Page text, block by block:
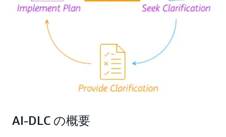
AI-DLC の概要